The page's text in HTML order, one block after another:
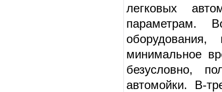
легковых
параметрам.
минимальное
безусловно,
автомойки. В-